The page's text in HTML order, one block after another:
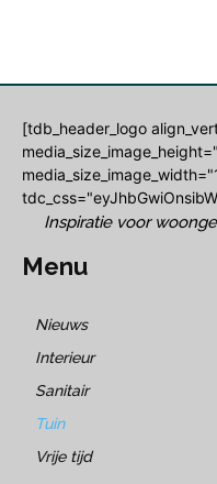
[tdb_header_logo
Inspiratie voor
Menu
Nieuws
Interieur
Sanitair
Tuin
Vrije tijd